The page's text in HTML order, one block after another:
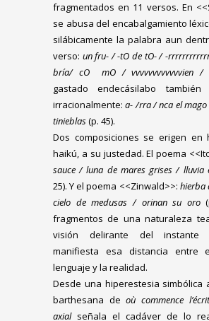
fragmentados en 11 versos. En
se abusa del encabalgamiento
silábicamente la palabra aun
verso: un fru- / -tO de tO- / -
bría/ cO mO / vvvvvvvvvvvvien /
gastado endecásilabo
irracionalmente: a- /rra / nca el
tinieblas(p. 45).
Dos composiciones se erigen en
haikú, a su justedad. El poema
sauce / luna de mares grises / lluvia
25). Y el poema <<Zinwald>>: hierba
cielo de medusas / orinan su oro
fragmentos de una naturaleza
visión delirante del instante
manifiesta esa distancia entre
lenguaje y la realidad.
Desde una hiperestesia simbólica
barthesana deoù commence
axialseñala el cadáver de lo